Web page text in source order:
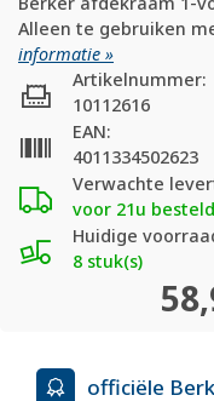
Alleen te gebruiken
informatie »
Verwachte
voor 21u
Huidige
8 stuk(s)
Artikelnummer:
10112616
EAN:
4011334502623
officiële